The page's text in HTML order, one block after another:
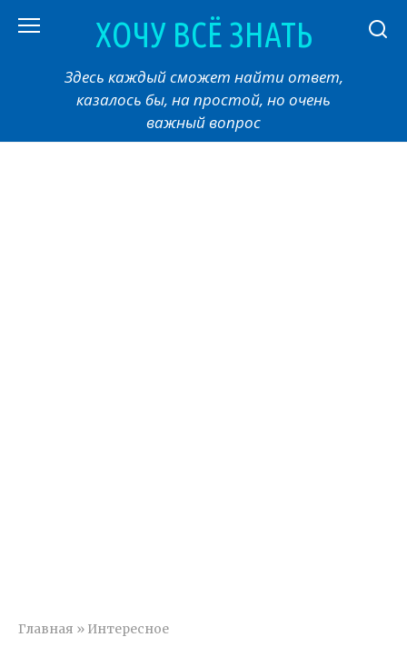
ХОЧУ ВСЁ ЗНАТЬ
Здесь каждый сможет найти ответ,
казалось бы, на простой, но очень
важный вопрос
Главная » Интересное